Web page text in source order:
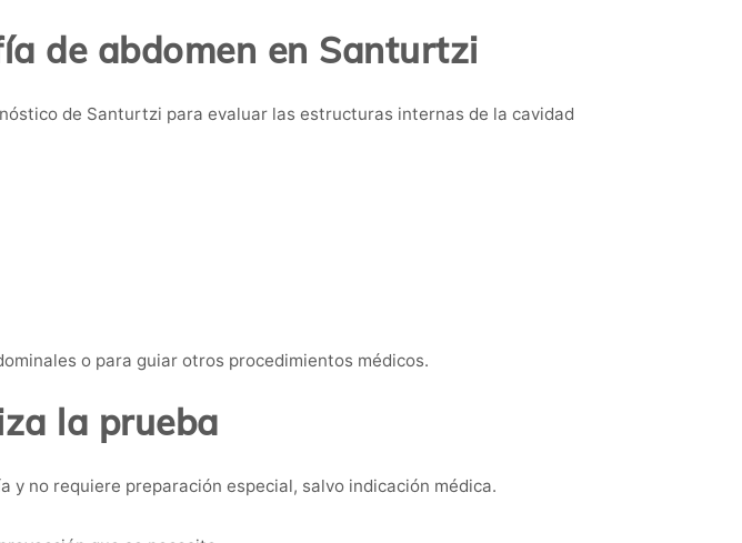
de abdomen en Santurtzi
de Santurtzi para evaluar las estructuras internas de la cavidad
o para guiar otros procedimientos médicos.
la prueba
y no requiere preparación especial, salvo indicación médica.